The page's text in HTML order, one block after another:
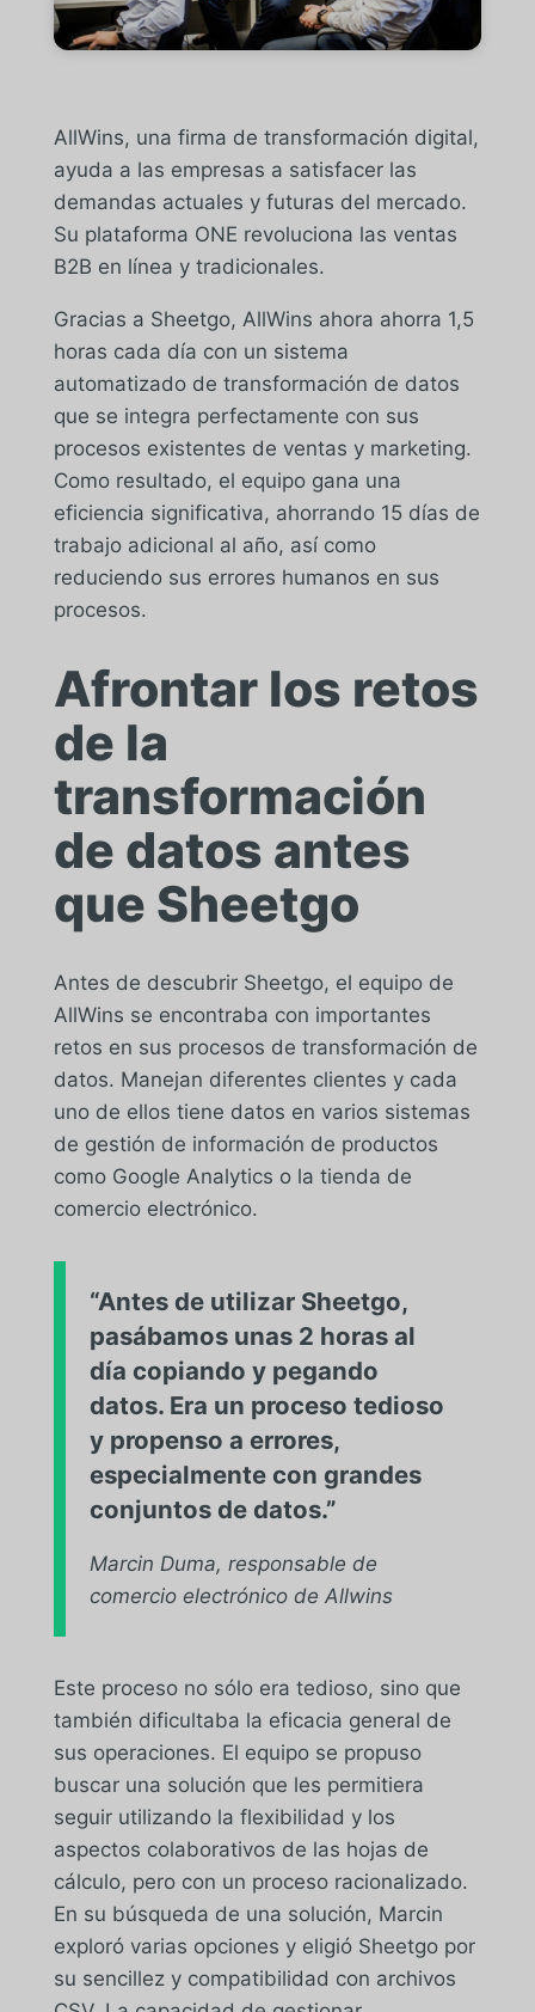
AllWins, una firma de transformación digital,
ayuda a las empresas a satisfacer las
demandas actuales y futuras del mercado.
Su plataforma ONE revoluciona las ventas
B2B en línea y tradicionales.
Gracias a Sheetgo, AllWins ahora ahorra 1,5
horas cada día con un sistema
automatizado de transformación de datos
que se integra perfectamente con sus
procesos existentes de ventas y marketing.
Como resultado, el equipo gana una
eficiencia significativa, ahorrando 15 días de
trabajo adicional al año, así como
reduciendo sus errores humanos en sus
procesos.
Afrontar los retos
de la
transformación
de datos antes
que Sheetgo
Antes de descubrir Sheetgo, el equipo de
AllWins se encontraba con importantes
retos en sus procesos de transformación de
datos. Manejan diferentes clientes y cada
uno de ellos tiene datos en varios sistemas
de gestión de información de productos
como Google Analytics o la tienda de
comercio electrónico.
“Antes de utilizar Sheetgo,
pasábamos unas 2 horas al
día copiando y pegando
datos. Era un proceso tedioso
y propenso a errores,
especialmente con grandes
conjuntos de datos.”
Marcin Duma, responsable de
comercio electrónico de Allwins
Este proceso no sólo era tedioso, sino que
también dificultaba la eficacia general de
sus operaciones. El equipo se propuso
buscar una solución que les permitiera
seguir utilizando la flexibilidad y los
aspectos colaborativos de las hojas de
cálculo, pero con un proceso racionalizado.
En su búsqueda de una solución, Marcin
exploró varias opciones y eligió Sheetgo por
su sencillez y compatibilidad con archivos